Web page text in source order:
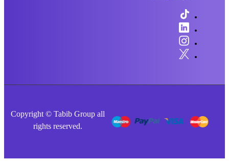
Copyright © Tabib Group all
rights reserved.